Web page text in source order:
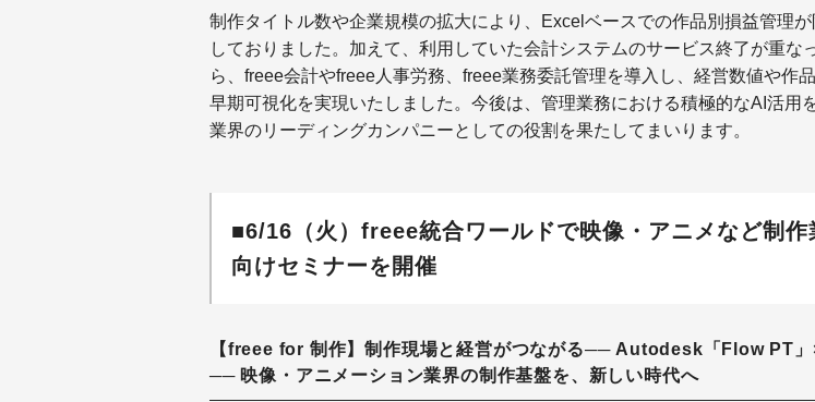
制作タイトル数や企業規模の拡大により、Excelベースでの作品別損益管理
しておりました。加えて、利用していた会計システムのサービス終了が重な
ら、freee会計やfreee人事労務、freee業務委託管理を導入し、経営数値や作
早期可視化を実現いたしました。今後は、管理業務における積極的なAI活用
業界のリーディングカンパニーとしての役割を果たしてまいります。
■6/16（火）freee統合ワールドで映像・アニメなど制作
向けセミナーを開催
【freee for 制作】制作現場と経営がつながる── Autodesk「Flow PT
── 映像・アニメーション業界の制作基盤を、新しい時代へ